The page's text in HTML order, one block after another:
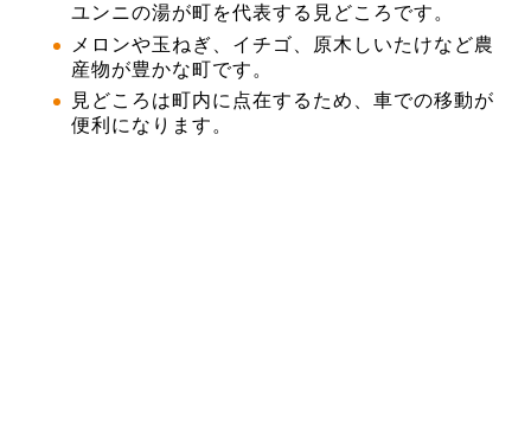
ユンニの湯が町を代表する見どころです。
メロンや玉ねぎ、イチゴ、原木しいたけなど農
産物が豊かな町です。
見どころは町内に点在するため、車での移動が
便利になります。